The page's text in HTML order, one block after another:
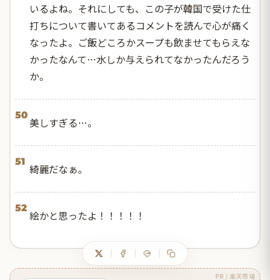
いるよね。それにしても、この子が韓国で受けた仕
打ちについて書いてあるコメントを読んで心が痛く
なったよ。ご飯どころかスープも飲ませてもらえな
かったなんて…水しか与えられてなかったんだろう
か。
50
美しすぎる…。
51
綺麗だなぁ。
52
絵かと思ったよ！！！！！
PR / 楽天市場